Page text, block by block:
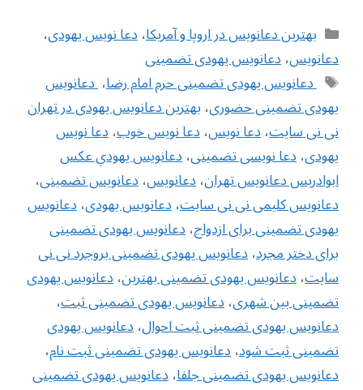
دسته‌ها
بهترین دعانویس در اروپا و آمریکا،دعا نویس یهودی،
دعانویس،دعانویس یهودی تضمینی
برچسب‌ها
‌ دعانویس یهودی تضمینی حرم امام رضا،‌ دعانویس
یهودی تضمینی حضوری،بهترین دعانویس یهودی در تهران
نی نی سایت،دعا نویس،دعا نویس خوب،دعا نویس
یهودی،دعا نویسی تضمینی،دعانويس يهودي عکس
ابوادریس دعانویس تهران،دعانویس،دعانویس تضمینی،
دعانویس کلیمی نی نی سایت،دعانویس یهودی،دعانویس
یهودی تضمینی برای ازدواج،دعانویس یهودی تضمینی
برای دختر مجرد،دعانویس یهودی تضمینی بروجرد نی نی
سایت،دعانویس یهودی تضمینی بهترین،دعانویس یهودی
تضمینی بین شهری،دعانویس یهودی تضمینی ثبت،
دعانویس یهودی تضمینی ثبت احوال،دعانویس یهودی
تضمینی ثبت شود،دعانویس یهودی تضمینی ثبت نام،
دعانویس یهودی تضمینی جلفا،دعانویس یهودی تضمینی